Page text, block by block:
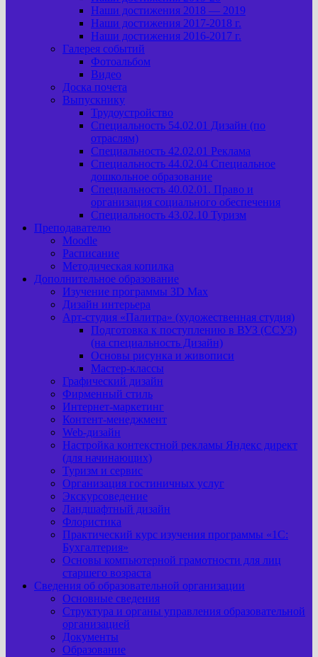
Наши достижения 2018 — 2019
Наши достижения 2017-2018 г.
Наши достижения 2016-2017 г.
Галерея событий
Фотоальбом
Видео
Доска почета
Выпускнику
Трудоустройство
Специальность 54.02.01 Дизайн (по
отраслям)
Специальность 42.02.01 Реклама
Специальность 44.02.04 Специальное
дошкольное образование
Специальность 40.02.01. Право и
организация социального обеспечения
Специальность 43.02.10 Туризм
Преподавателю
Moodle
Расписание
Методическая копилка
Дополнительное образование
Изучение программы 3D Max
Дизайн интерьера
Арт-cтудия «Палитра» (художественная студия)
Подготовка к поступлению в ВУЗ (ССУЗ)
(на специальность Дизайн)
Основы рисунка и живописи
Мастер-классы
Графический дизайн
Фирменный стиль
Интернет-маркетинг
Контент-менеджмент
Web-дизайн
Настройка контекстной рекламы Яндекс директ
(для начинающих)
Туризм и сервис
Организация гостиничных услуг
Экскурсоведение
Ландшафтный дизайн
Флористика
Практический курс изучения программы «1С:
Бухгалтерия»
Основы компьютерной грамотности для лиц
старшего возраста
Сведения об образовательной организации
Основные сведения
Структура и органы управления образовательной
организацией
Документы
Образование